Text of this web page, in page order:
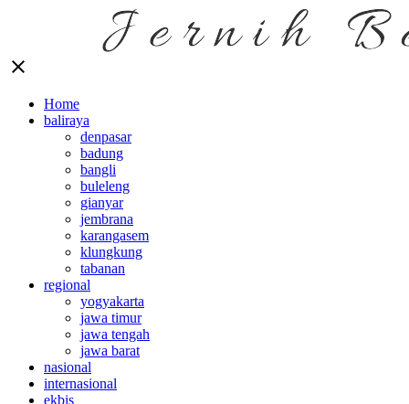
close
Home
baliraya
denpasar
badung
bangli
buleleng
gianyar
jembrana
karangasem
klungkung
tabanan
regional
yogyakarta
jawa timur
jawa tengah
jawa barat
nasional
internasional
ekbis